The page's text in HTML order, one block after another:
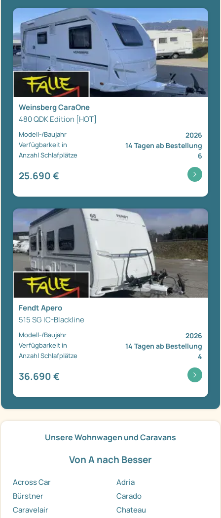
Weinsberg CaraOne
480 QDK Edition [HOT]
Modell-/Baujahr 2026
Verfügbarkeit in 14 Tagen ab Bestellung
Anzahl Schlafplätze 6
25.690 €
Fendt Apero
515 SG IC-Blackline
Modell-/Baujahr 2026
Verfügbarkeit in 14 Tagen ab Bestellung
Anzahl Schlafplätze 4
36.690 €
Unsere Wohnwagen und Caravans
Von A nach Besser
Across Car
Adria
Bürstner
Carado
Caravelair
Chateau